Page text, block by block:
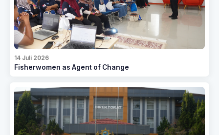
14 Juli 2026
Fisherwomen as Agent of Change